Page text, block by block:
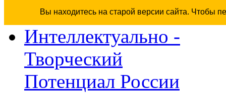
Вы находитесь на старой версии сайта. Чтобы
Интеллектуально -
Творческий
Потенциал России